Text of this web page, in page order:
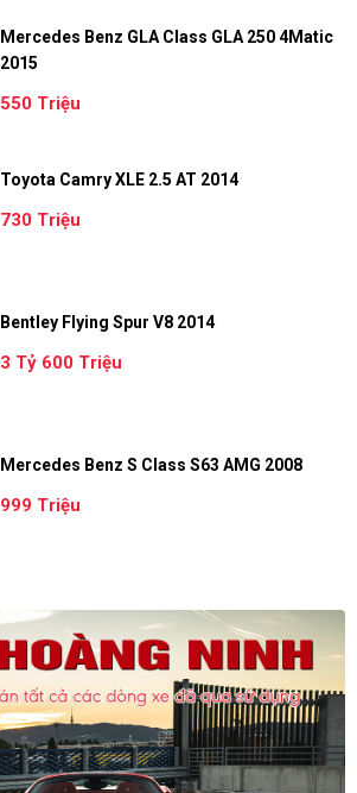
Mercedes Benz GLA Class GLA 250 4Matic
2015
550 Triệu
Toyota Camry XLE 2.5 AT 2014
730 Triệu
Bentley Flying Spur V8 2014
3 Tỷ 600 Triệu
Mercedes Benz S Class S63 AMG 2008
999 Triệu